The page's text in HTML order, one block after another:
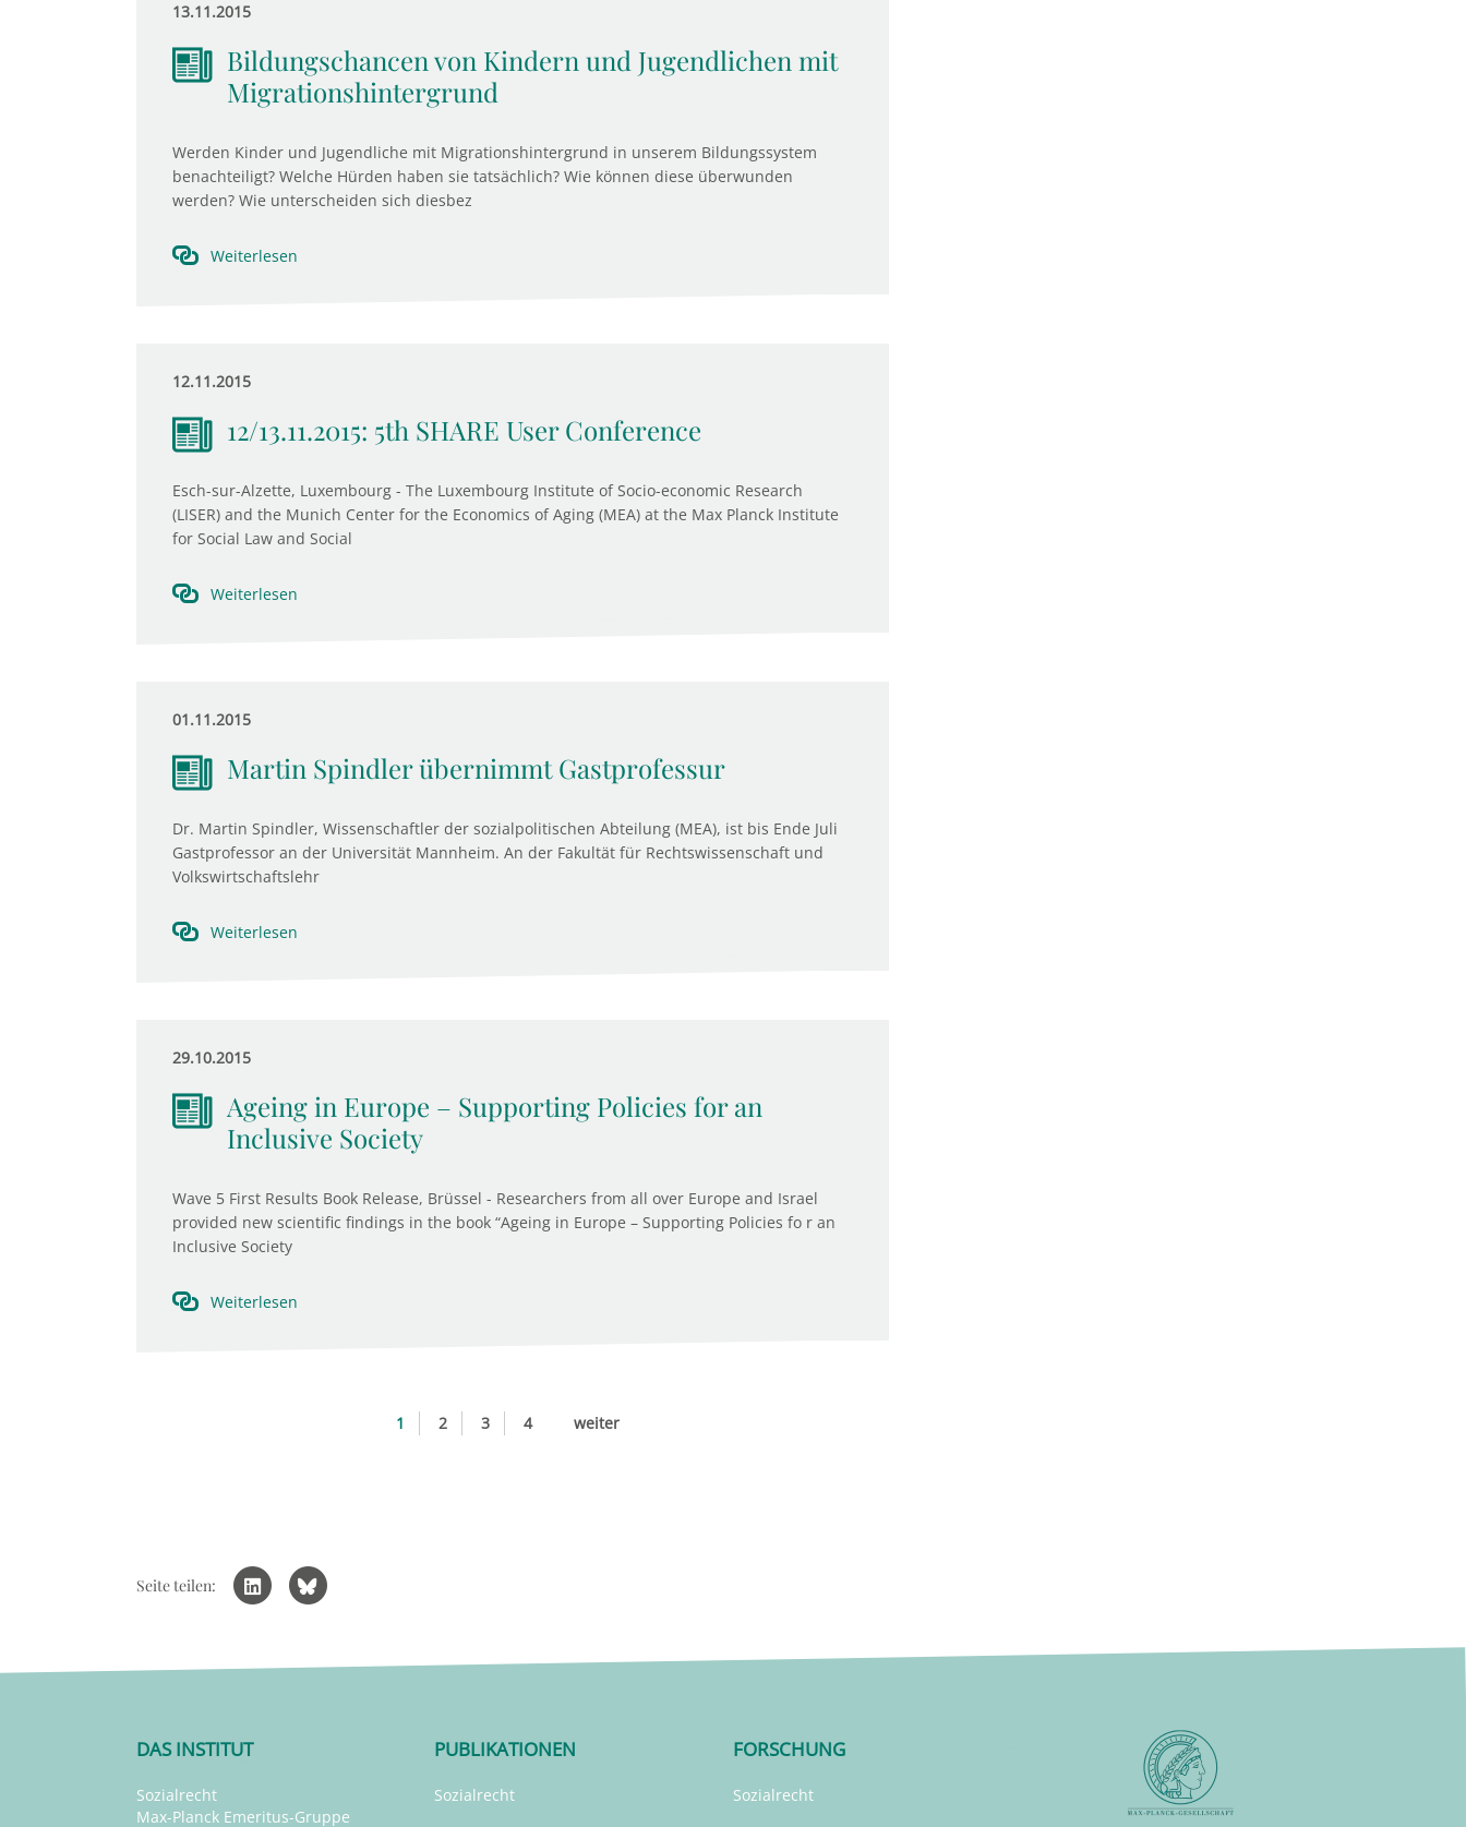
13.11.2015
Bildungschancen von Kindern und Jugendlichen mit
Migrationshintergrund
Werden Kinder und Jugendliche mit Migrationshintergrund in unserem Bildungssystem
benachteiligt? Welche Hürden haben sie tatsächlich? Wie können diese überwunden
werden? Wie unterscheiden sich diesbez
Weiterlesen
12.11.2015
12/13.11.2015: 5th SHARE User Conference
Esch-sur-Alzette, Luxembourg - The Luxembourg Institute of Socio-economic Research
(LISER) and the Munich Center for the Economics of Aging (MEA) at the Max Planck Institute
for Social Law and Social
Weiterlesen
01.11.2015
Martin Spindler übernimmt Gastprofessur
Dr. Martin Spindler, Wissenschaftler der sozialpolitischen Abteilung (MEA), ist bis Ende Juli
Gastprofessor an der Universität Mannheim. An der Fakultät für Rechtswissenschaft und
Volkswirtschaftslehr
Weiterlesen
29.10.2015
Ageing in Europe – Supporting Policies for an
Inclusive Society
Wave 5 First Results Book Release, Brüssel - Researchers from all over Europe and Israel
provided new scientific findings in the book “Ageing in Europe – Supporting Policies fo r an
Inclusive Society
Weiterlesen
1 2 3 4 weiter
Seite teilen:
DAS INSTITUT
Sozialrecht
Max-Planck Emeritus-Gruppe
PUBLIKATIONEN
Sozialrecht
FORSCHUNG
Sozialrecht